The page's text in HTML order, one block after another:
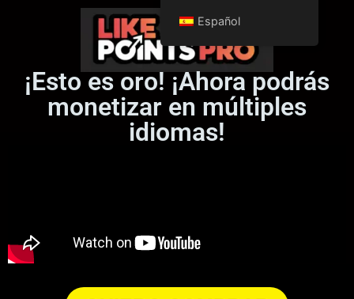
¡Esto es oro! ¡Ahora podrás
monetizar en múltiples
idiomas!
Español